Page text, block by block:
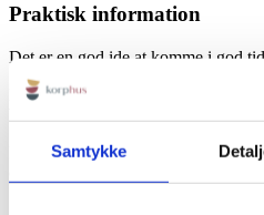
Samtykke
Praktisk information
Det er en god ide at komme i god
Det er også en god ide at være
Ingen forplejning inkluderet, dog er